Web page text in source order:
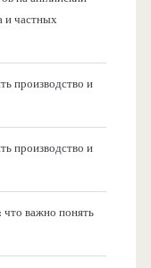
и частных
производство и
производство и
важно понять